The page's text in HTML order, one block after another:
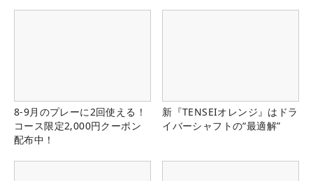
8-9月のプレーに2回使える！
コース限定2,000円クーポン
配布中！
新『TENSEIオレンジ』はドラ
イバーシャフトの“最適解”